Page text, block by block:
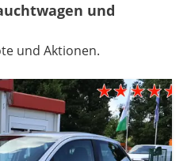
und
und Aktionen.